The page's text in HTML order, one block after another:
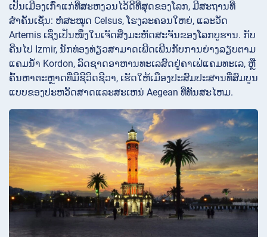
ເປັນເມືອງເກົ່າແກ່ທີ່ສະຫງວນໄວ້ດີທີ່ສຸດຂອງໂລກ, ມີສະຖານທີ່
ສຳຄັນເຊັ່ນ: ຫໍສະໝຸດ Celsus, ໂຮງລະຄອນໃຫຍ່, ແລະວັດ
Artemis ເຊິ່ງເປັນໜຶ່ງໃນເຈັດສິ່ງມະຫັດສະຈັນຂອງໂລກບູຮານ. ກັບ
ຄືນໄປ Izmir, ນັກທ່ອງທ່ຽວສາມາດເພີດເພີນກັບການຍ່າງລຽບຕາມ
ແຄມນ້ໍາ Kordon, ລົດຊາດອາຫານທະເລສົດຢູ່ຄາເຟ່ແຄມທະເລ, ຫຼື
ຄົ້ນຫາຕະຫຼາດທີ່ມີຊີວິດຊີວາ, ເຮັດໃຫ້ເມືອງປະສົມປະສານທີ່ສົມບູນ
ແບບຂອງປະຫວັດສາດແລະສະເຫນ່ Aegean ທີ່ທັນສະໄຫມ.